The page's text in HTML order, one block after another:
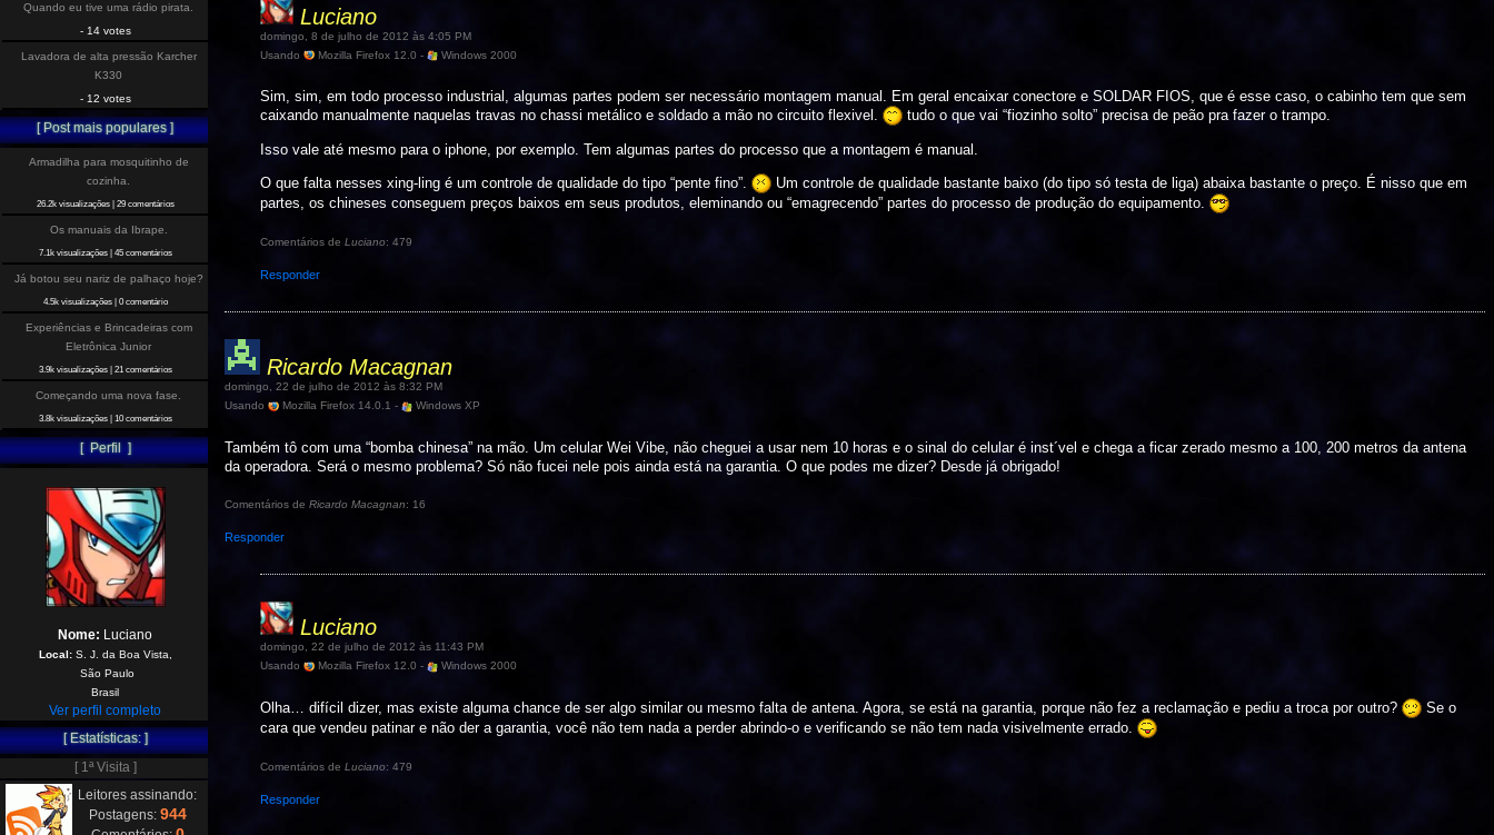
Luciano
domingo, 8 de julho de 2012 às 4:05 PM
Usando
Mozilla Firefox 12.0 - Windows 2000
Sim, sim, em todo processo industrial, algumas partes podem ser necessário montagem manual. Em geral encaixar conectore e SOLDAR FIOS, que é esse caso, o cabinho tem que sem
caixando manualmente naquelas travas no chassi metálico e soldado a mão no circuito flexivel.
tudo o que vai “fiozinho solto” precisa de peão pra fazer o trampo.
Isso vale até mesmo para o iphone, por exemplo. Tem algumas partes do processo que a montagem é manual.
O que falta nesses xing-ling é um controle de qualidade do tipo “pente fino”.
Um controle de qualidade bastante baixo (do tipo só testa de liga) abaixa bastante o preço. É nisso que em
partes, os chineses conseguem preços baixos em seus produtos, eleminando ou “emagrecendo” partes do processo de produção do equipamento.
Comentários deLuciano: 479
Responder
Ricardo Macagnan
domingo, 22 de julho de 2012 às 8:32 PM
Usando
Mozilla Firefox 14.0.1 - Windows XP
Também tô com uma “bomba chinesa” na mão. Um celular Wei Vibe, não cheguei a usar nem 10 horas e o sinal do celular é inst´vel e chega a ficar zerado mesmo a 100, 200 metros da antena
da operadora. Será o mesmo problema? Só não fucei nele pois ainda está na garantia. O que podes me dizer? Desde já obrigado!
Comentários deRicardo Macagnan: 16
Responder
Luciano
domingo, 22 de julho de 2012 às 11:43 PM
Usando
Mozilla Firefox 12.0 - Windows 2000
Olha… difícil dizer, mas existe alguma chance de ser algo similar ou mesmo falta de antena. Agora, se está na garantia, porque não fez a reclamação e pediu a troca por outro?
Se o
cara que vendeu patinar e não der a garantia, você não tem nada a perder abrindo-o e verificando se não tem nada visivelmente errado.
Comentários deLuciano: 479
Responder
Quando eu tive uma rádio pirata.
- 14 votes
Lavadora de alta pressão Karcher
K330
- 12 votes
[ Post mais populares ]
Armadilha para mosquitinho de
cozinha.
26.2k visualizações| 29 comentários
Os manuais da Ibrape.
7.1k visualizações| 45 comentários
Já botou seu nariz de palhaço hoje?
4.5k visualizações| 0 comentário
Experiências e Brincadeiras com
Eletrônica Junior
3.9k visualizações| 21 comentários
Começando uma nova fase.
3.8k visualizações| 10 comentários
[ Perfil ]
Nome: Luciano
Local:S. J. da Boa Vista,
São Paulo
Brasil
Ver perfil completo
[ Estatísticas: ]
[ 1ª Visita ]
Leitores assinando:
Postagens: 944